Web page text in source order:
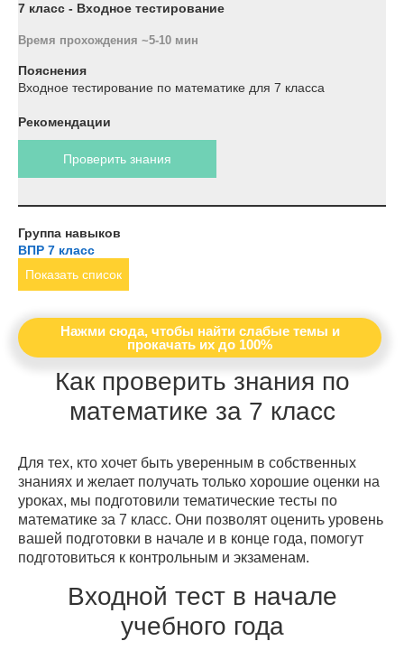
7 класс - Входное тестирование
Время прохождения ~5-10 мин
Пояснения
Входное тестирование по математике для 7 класса
Рекомендации
Проверить знания
Группа навыков
ВПР 7 класс
Показать список
Нажми сюда, чтобы найти слабые темы и
прокачать их до 100%
Как проверить знания по
математике за 7 класс
Для тех, кто хочет быть уверенным в собственных
знаниях и желает получать только хорошие оценки на
уроках, мы подготовили тематические тесты по
математике за 7 класс. Они позволят оценить уровень
вашей подготовки в начале и в конце года, помогут
подготовиться к контрольным и экзаменам.
Входной тест в начале
учебного года